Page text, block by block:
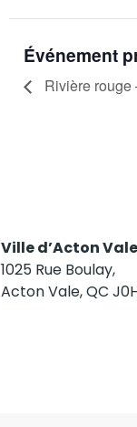
Événement
Rivière rouge
Ville d’Acton Vale
1025 Rue Boulay,
Acton Vale, QC